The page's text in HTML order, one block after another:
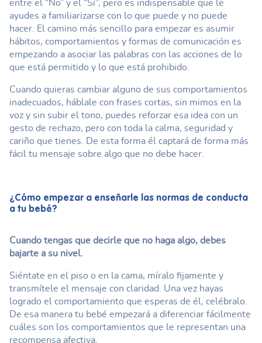
entre el “No” y el “Sí”, pero es indispensable que le
ayudes a familiarizarse con lo que puede y no puede
hacer. El camino más sencillo para empezar es asumir
hábitos, comportamientos y formas de comunicación es
empezando a asociar las palabras con las acciones de lo
que está permitido y lo que está prohibido.
Cuando quieras cambiar alguno de sus comportamientos
inadecuados, háblale con frases cortas, sin mimos en la
voz y sin subir el tono, puedes reforzar esa idea con un
gesto de rechazo, pero con toda la calma, seguridad y
cariño que tienes. De esta forma él captará de forma más
fácil tu mensaje sobre algo que no debe hacer.
¿Cómo empezar a enseñarle las normas de conducta
a tu bebé?
Cuando tengas que decirle que no haga algo, debes
bajarte a su nivel.
Siéntate en el piso o en la cama, míralo fijamente y
transmítele el mensaje con claridad. Una vez hayas
logrado el comportamiento que esperas de él, celébralo.
De esa manera tu bebé empezará a diferenciar fácilmente
cuáles son los comportamientos que le representan una
recompensa afectiva.